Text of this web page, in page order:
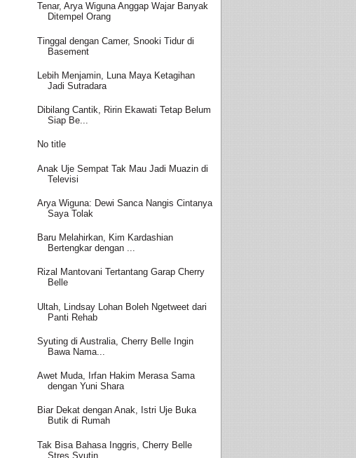
Tenar, Arya Wiguna Anggap Wajar Banyak
Ditempel Orang
Tinggal dengan Camer, Snooki Tidur di
Basement
Lebih Menjamin, Luna Maya Ketagihan
Jadi Sutradara
Dibilang Cantik, Ririn Ekawati Tetap Belum
Siap Be...
No title
Anak Uje Sempat Tak Mau Jadi Muazin di
Televisi
Arya Wiguna: Dewi Sanca Nangis Cintanya
Saya Tolak
Baru Melahirkan, Kim Kardashian
Bertengkar dengan ...
Rizal Mantovani Tertantang Garap Cherry
Belle
Ultah, Lindsay Lohan Boleh Ngetweet dari
Panti Rehab
Syuting di Australia, Cherry Belle Ingin
Bawa Nama...
Awet Muda, Irfan Hakim Merasa Sama
dengan Yuni Shara
Biar Dekat dengan Anak, Istri Uje Buka
Butik di Rumah
Tak Bisa Bahasa Inggris, Cherry Belle
Stres Syutin...